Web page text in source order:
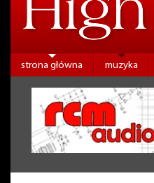
strona główna muzyka